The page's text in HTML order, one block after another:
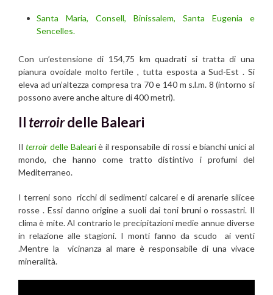
Santa Maria, Consell, Binissalem, Santa Eugenia e
Sencelles.
Con un’estensione di 154,75 km quadrati si tratta di una
pianura ovoidale molto fertile , tutta esposta a Sud-Est . Si
eleva ad un’altezza compresa tra 70 e 140 m s.l.m. 8 (intorno si
possono avere anche alture di 400 metri).
Il terroirdelle Baleari
Il terroir delle Baleariè il responsabile di rossi e bianchi unici al
mondo, che hanno come tratto distintivo i profumi del
Mediterraneo.
I terreni sono ricchi di sedimenti calcarei e di arenarie silicee
rosse . Essi danno origine a suoli dai toni bruni o rossastri. Il
clima è mite. Al contrario le precipitazioni medie annue diverse
in relazione alle stagioni. I monti fanno da scudo ai venti
.Mentre la vicinanza al mare è responsabile di una vivace
mineralità.